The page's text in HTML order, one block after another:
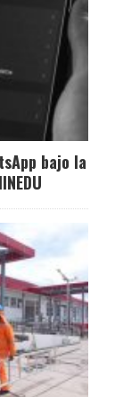
bajo la